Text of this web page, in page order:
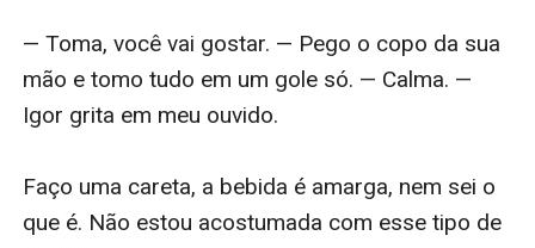
— Toma, você vai gostar. — Pego o copo da sua
mão e tomo tudo em um gole só. — Calma. —
Igor grita em meu ouvido.
Faço uma careta, a bebida é amarga, nem sei o
que é. Não estou acostumada com esse tipo de